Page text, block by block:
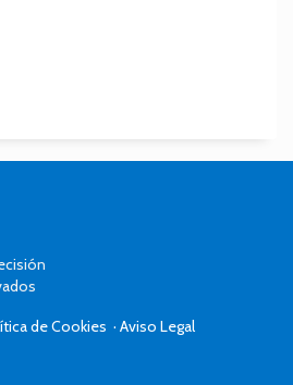
de Cookies · Aviso Legal